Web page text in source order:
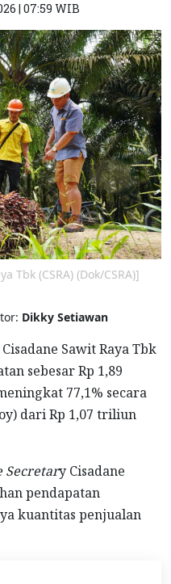
| 07:59 WIB
Tbk (CSRA) (Dok/CSRA)]
Dikky Setiawan
Cisadane Sawit Raya Tbk
sebesar Rp 1,89
77,1% secara
dari Rp 1,07 triliun
Secretary Cisadane
pendapatan
kuantitas penjualan